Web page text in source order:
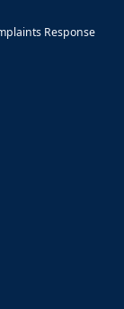
Response